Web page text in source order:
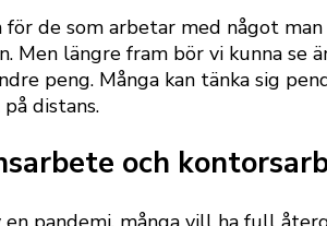
de som arbetar med något
längre fram bör vi kunna se
peng. Många kan tänka sig
distans.
och